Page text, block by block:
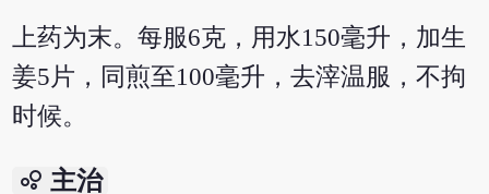
上药为末。每服6克，用水150毫升，加生
姜5片，同煎至100毫升，去滓温服，不拘
时候。
bubble_chart 主治